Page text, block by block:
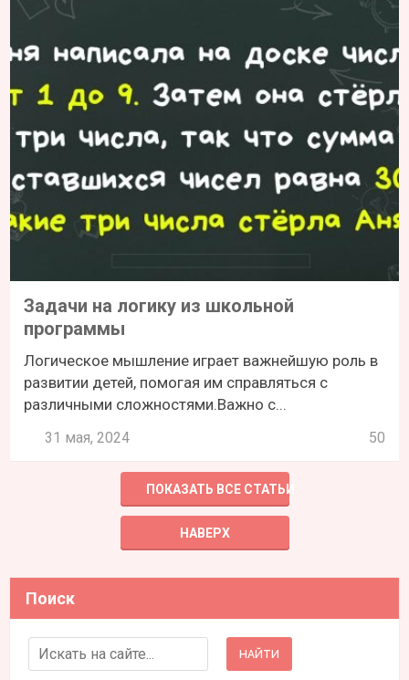
Задачи на логику из школьной
программы
Логическое мышление играет важнейшую роль в
развитии детей, помогая им справляться с
различными сложностями.Важно с...
31 мая, 2024 50
ПОКАЗАТЬ ВСЕ СТАТЬИ
НАВЕРХ
Поиск
Search for: